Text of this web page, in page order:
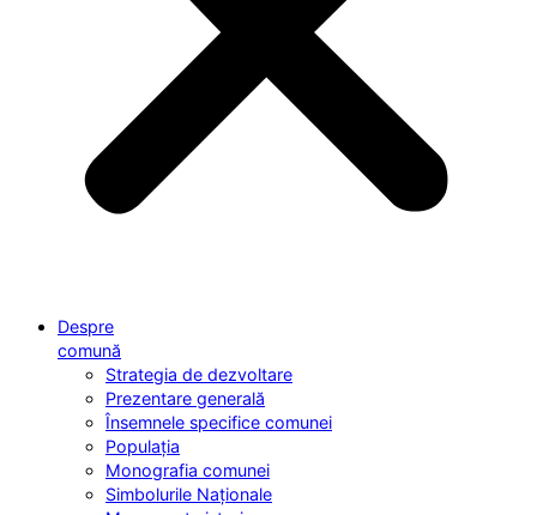
Despre
comună
Strategia de dezvoltare
Prezentare generală
Însemnele specifice comunei
Populația
Monografia comunei
Simbolurile Naționale